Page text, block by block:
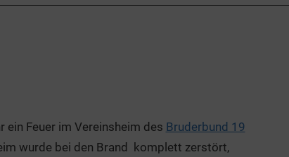
Feuer im Vereinsheim des Bruderbund 19
wurde bei den Brand komplett zerstört,